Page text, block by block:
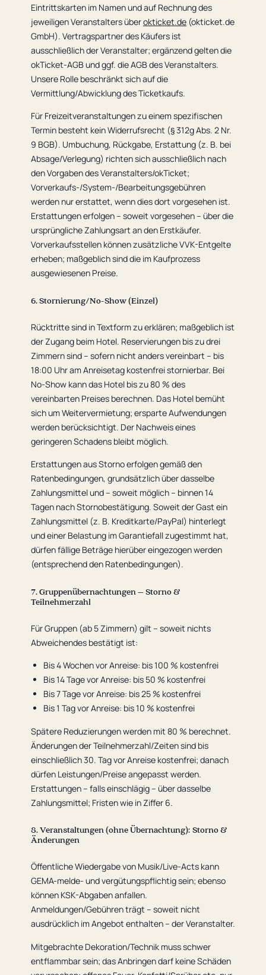
Eintrittskarten im Namen und auf Rechnung des
jeweiligen Veranstalters überokticket.de (okticket.de
GmbH). Vertragspartner des Käufers ist
ausschließlich der Veranstalter; ergänzend gelten die
okTicket-AGB und ggf. die AGB des Veranstalters.
Unsere Rolle beschränkt sich auf die
Vermittlung/Abwicklung des Ticketkaufs.
Für Freizeitveranstaltungen zu einem spezifischen
Termin besteht kein Widerrufsrecht (§ 312g Abs. 2 Nr.
9 BGB). Umbuchung, Rückgabe, Erstattung (z. B. bei
Absage/Verlegung) richten sich ausschließlich nach
den Vorgaben des Veranstalters/okTicket;
Vorverkaufs-/System-/Bearbeitungsgebühren
werden nur erstattet, wenn dies dort vorgesehen ist.
Erstattungen erfolgen – soweit vorgesehen – über die
ursprüngliche Zahlungsart an den Erstkäufer.
Vorverkaufsstellen können zusätzliche VVK-Entgelte
erheben; maßgeblich sind die im Kaufprozess
ausgewiesenen Preise.
6. Stornierung/No-Show (Einzel)
Rücktritte sind in Textform zu erklären; maßgeblich ist
der Zugang beim Hotel. Reservierungen bis zu drei
Zimmern sind – sofern nicht anders vereinbart – bis
18:00 Uhr am Anreisetag kostenfrei stornierbar. Bei
No-Show kann das Hotel bis zu 80 % des
vereinbarten Preises berechnen. Das Hotel bemüht
sich um Weitervermietung; ersparte Aufwendungen
werden berücksichtigt. Der Nachweis eines
geringeren Schadens bleibt möglich.
Erstattungen aus Storno erfolgen gemäß den
Ratenbedingungen, grundsätzlich über dasselbe
Zahlungsmittel und – soweit möglich – binnen 14
Tagen nach Stornobestätigung. Soweit der Gast ein
Zahlungsmittel (z. B. Kreditkarte/PayPal) hinterlegt
und einer Belastung im Garantiefall zugestimmt hat,
dürfen fällige Beträge hierüber eingezogen werden
(entsprechend den Ratenbedingungen).
7. Gruppenübernachtungen – Storno &
Teilnehmerzahl
Für Gruppen (ab 5 Zimmern) gilt – soweit nichts
Abweichendes bestätigt ist:
Bis 4 Wochen vor Anreise: bis 100 % kostenfrei
Bis 14 Tage vor Anreise: bis 50 % kostenfrei
Bis 7 Tage vor Anreise: bis 25 % kostenfrei
Bis 1 Tag vor Anreise: bis 10 % kostenfrei
Spätere Reduzierungen werden mit 80 % berechnet.
Änderungen der Teilnehmerzahl/Zeiten sind bis
einschließlich 30. Tag vor Anreise kostenfrei; danach
dürfen Leistungen/Preise angepasst werden.
Erstattungen – falls einschlägig – über dasselbe
Zahlungsmittel; Fristen wie in Ziffer 6.
8. Veranstaltungen (ohne Übernachtung): Storno &
Änderungen
Öffentliche Wiedergabe von Musik/Live-Acts kann
GEMA-melde- und vergütungspflichtig sein; ebenso
können KSK-Abgaben anfallen.
Anmeldungen/Gebühren trägt – soweit nicht
ausdrücklich im Angebot enthalten – der Veranstalter.
Mitgebrachte Dekoration/Technik muss schwer
entflammbar sein; das Anbringen darf keine Schäden